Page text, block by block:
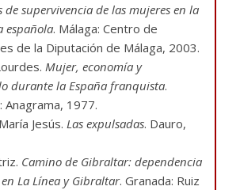
de supervivencia de las mujeres en la
española. Málaga: Centro de
de la Diputación de Málaga, 2003.
Mujer, economía y
durante la España franquista.
Anagrama, 1977.
Jesús. Las expulsadas. Dauro,
Camino de Gibraltar: dependencia
La Línea y Gibraltar. Granada: Ruiz